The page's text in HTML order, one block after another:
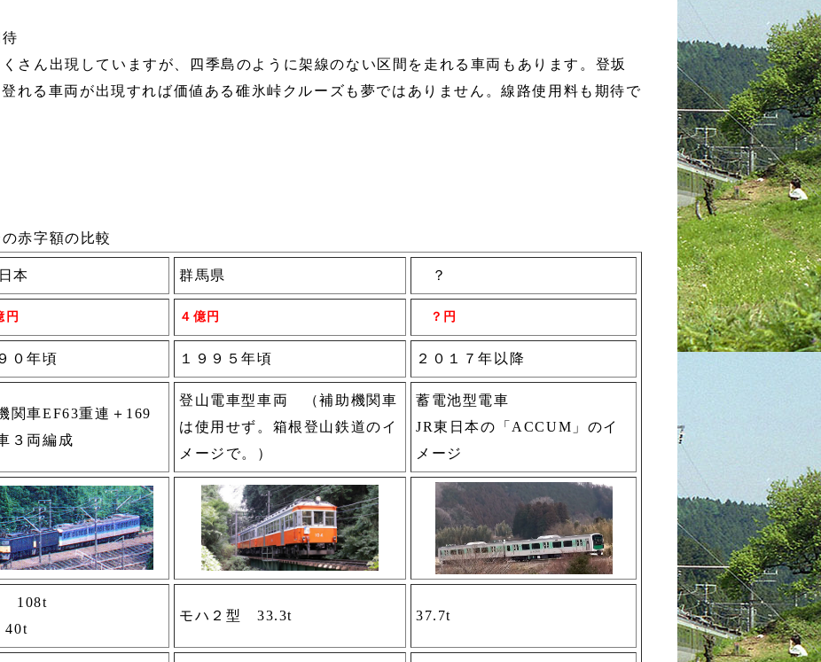
さん出現していますが、四季島のように架線のない区間を走れる車両もあります。登坂
れる車両が出現すれば価値ある碓氷峠クルーズも夢ではありません。線路使用料も期待で
赤字額の比較
本 群馬県 ？
円 ４億円 ？円
０年頃 １９９５年頃 ２０１７年以降
関車EF63重連＋169
３両編成
登山電車型車両 （補助機関車
は使用せず。箱根登山鉄道のイ
メージで。）
蓄電池型電車
JR東日本の「ACCUM」のイ
メージ
108t
モハ２型 33.3t 37.7t